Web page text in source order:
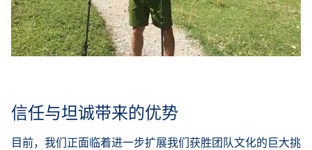
信任与坦诚带来的优势
目前，我们正面临着进一步扩展我们获胜团队文化的巨大挑